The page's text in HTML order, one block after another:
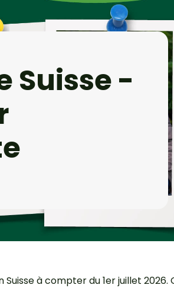
Suisse -
à compter du 1er juillet